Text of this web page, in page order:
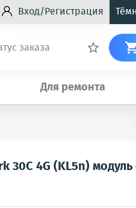
Вход/Регистрация
заказа 
Для ремонта
30C 4G (KL5n) модуль